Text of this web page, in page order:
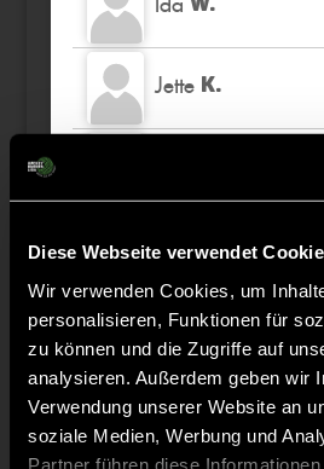
Diese Webseite verwendet
Wir verwenden Cookies, um
personalisieren, Funktionen für
zu können und die Zugriffe auf
analysieren. Außerdem geben wir
Verwendung unserer Website an
soziale Medien, Werbung und
Partner führen diese
Jette K.
Charlotte S.
Anneli E.
Josephine M.